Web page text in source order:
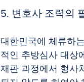
5. 변호사 조력의
대한민국에 체류하
적인 추방심사 대상
재판 과정에서 형사